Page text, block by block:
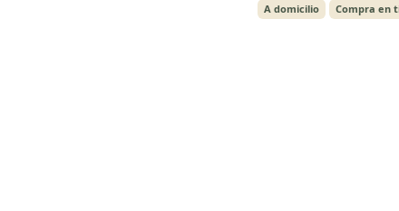
A domicilio
Compra en